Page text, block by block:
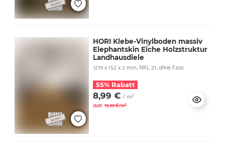
HORI Klebe-Vinylboden massiv
Elephantskin Eiche Holzstruktur
Landhausdiele
1219 x 152 x 2 mm, NKL 31, ohne Fase
55% Rabatt
8,99 € / m²
statt 19,99 €/m²